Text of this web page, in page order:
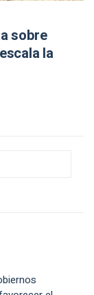
sobre
la